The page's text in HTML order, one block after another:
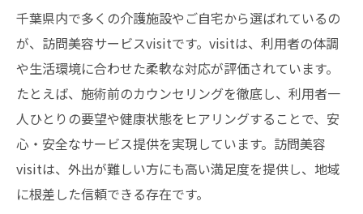
千葉県内で多くの介護施設やご自宅から選ばれているの
が、訪問美容サービスvisitです。visitは、利用者の体調
や生活環境に合わせた柔軟な対応が評価されています。
たとえば、施術前のカウンセリングを徹底し、利用者一
人ひとりの要望や健康状態をヒアリングすることで、安
心・安全なサービス提供を実現しています。訪問美容
visitは、外出が難しい方にも高い満足度を提供し、地域
に根差した信頼できる存在です。